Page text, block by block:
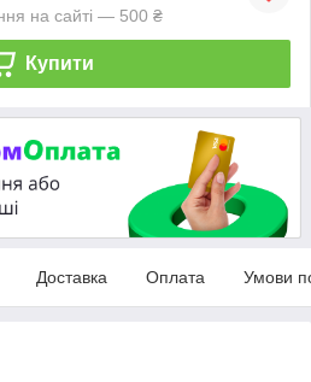
на сайті — 500 ₴
Купити
Доставка Оплата Умови